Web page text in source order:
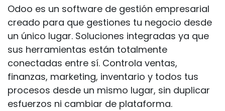
Odoo es un software de gestión empresarial
creado para que gestiones tu negocio desde
un único lugar. Soluciones integradas ya que
sus herramientas están totalmente
conectadas entre sí. Controla ventas,
finanzas, marketing, inventario y todos tus
procesos desde un mismo lugar, sin duplicar
esfuerzos ni cambiar de plataforma.